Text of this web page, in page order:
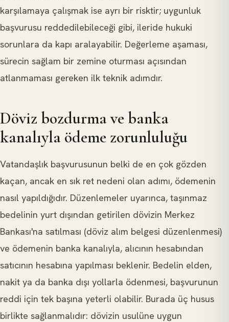
karşılamaya çalışmak ise ayrı bir risktir; uygunluk
başvurusu reddedilebileceği gibi, ileride hukuki
sorunlara da kapı aralayabilir. Değerleme aşaması,
sürecin sağlam bir zemine oturması açısından
atlanmaması gereken ilk teknik adımdır.
Döviz bozdurma ve banka
kanalıyla ödeme zorunluluğu
Vatandaşlık başvurusunun belki de en çok gözden
kaçan, ancak en sık ret nedeni olan adımı, ödemenin
nasıl yapıldığıdır. Düzenlemeler uyarınca, taşınmaz
bedelinin yurt dışından getirilen dövizin Merkez
Bankası'na satılması (döviz alım belgesi düzenlenmesi)
ve ödemenin banka kanalıyla, alıcının hesabından
satıcının hesabına yapılması beklenir. Bedelin elden,
nakit ya da banka dışı yollarla ödenmesi, başvurunun
reddi için tek başına yeterli olabilir. Burada üç husus
birlikte sağlanmalıdır: dövizin usulüne uygun